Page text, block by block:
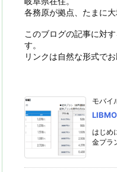
各務原が拠点、たまに大
このブログの記事に対
す。
リンクは自然な形式でお
モバイ
はじめ
金プラ